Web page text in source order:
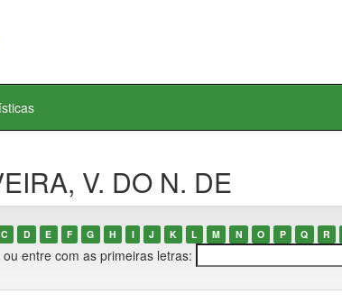
V. DO N. DE
C D E F G H I J K L M N O P Q R
ou entre com as primeiras letras: